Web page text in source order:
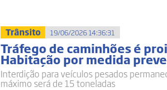
Trânsito 19/06/2026 14:36:31
Tráfego de caminhões é
Habitação por medida
Interdição para veículos pesados
máximo será de 15 toneladas